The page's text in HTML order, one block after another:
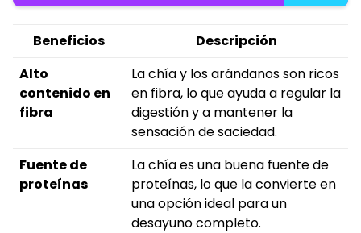
Beneficios
Descripción
Alto
contenido en
fibra
La chía y los arándanos son ricos
en fibra, lo que ayuda a regular la
digestión y a mantener la
sensación de saciedad.
Fuente de
proteínas
La chía es una buena fuente de
proteínas, lo que la convierte en
una opción ideal para un
desayuno completo.